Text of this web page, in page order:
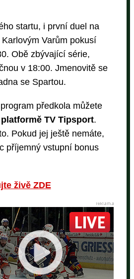
startu, i první duel na
Varům pokusí
Obě zbývající série,
v 18:00. Jmenovitě se
se Spartou.
předkola můžete
TV Tipsport.
Pokud jej ještě nemáte,
příjemný vstupní bonus
živě ZDE